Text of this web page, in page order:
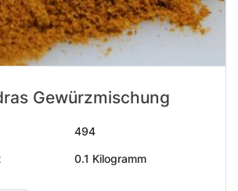
Gewürzmischung
494
0.1 Kilogramm